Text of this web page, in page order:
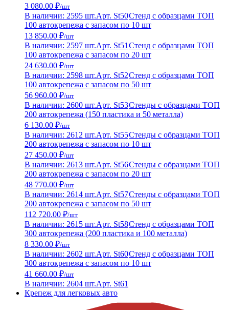
3 080.00 ₽/шт
В наличии: 2595 шт.Арт. St50Стенд с образцами ТОП
100 автокрепежа с запасом по 10 шт
13 850.00 ₽/шт
В наличии: 2597 шт.Арт. St51 Стенд с образцами ТОП
100 автокрепежа с запасом по 20 шт
24 630.00 ₽/шт
В наличии: 2598 шт.Арт. St52Стенд с образцами ТОП
100 автокрепежа с запасом по 50 шт
56 960.00 ₽/шт
В наличии: 2600 шт.Арт. St53Стенды с образцами ТОП
200 автокрепежа (150 пластика и 50 металла)
6 130.00 ₽/шт
В наличии: 2612 шт.Арт. St55Стенды с образцами ТОП
200 автокрепежа с запасом по 10 шт
27 450.00 ₽/шт
В наличии: 2613 шт.Арт. St56Стенды с образцами ТОП
200 автокрепежа с запасом по 20 шт
48 770.00 ₽/шт
В наличии: 2614 шт.Арт. St57Стенды с образцами ТОП
200 автокрепежа с запасом по 50 шт
112 720.00 ₽/шт
В наличии: 2615 шт.Арт. St58Стенд с образцами ТОП
300 автокрепежа (200 пластика и 100 металла)
8 330.00 ₽/шт
В наличии: 2602 шт.Арт. St60Стенд с образцами ТОП
300 автокрепежа с запасом по 10 шт
41 660.00 ₽/шт
В наличии: 2604 шт.Арт. St61
Крепеж для легковых авто